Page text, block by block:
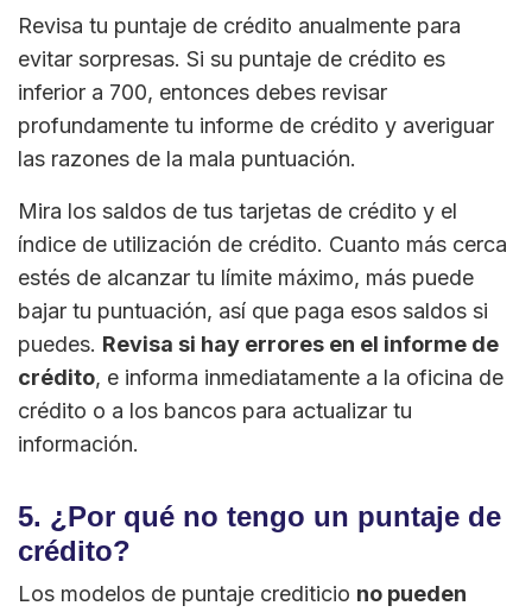
Revisa tu puntaje de crédito anualmente para
evitar sorpresas. Si su puntaje de crédito es
inferior a 700, entonces debes revisar
profundamente tu informe de crédito y averiguar
las razones de la mala puntuación.
Mira los saldos de tus tarjetas de crédito y el
índice de utilización de crédito. Cuanto más cerca
estés de alcanzar tu límite máximo, más puede
bajar tu puntuación, así que paga esos saldos si
puedes. Revisa si hay errores en el informe de
crédito, e informa inmediatamente a la oficina de
crédito o a los bancos para actualizar tu
información.
5. ¿Por qué no tengo un puntaje de
crédito?
Los modelos de puntaje crediticio no pueden